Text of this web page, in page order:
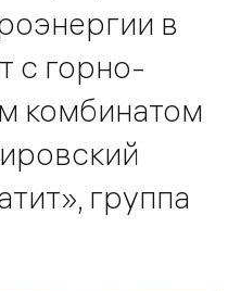
в
с горно-
комбинатом
группа